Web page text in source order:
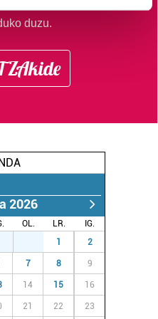
personal data is processed
pertsonalak
besteak beste,
nork eta zertarako
eskatzen, eta beren
babesten dira. Ikusi gure
zein helburutarako
aurka nola egin
moduari
duzu.
2026
OL. LR.
IG.
1 2
7 8 9
14 15 16
21 22 23